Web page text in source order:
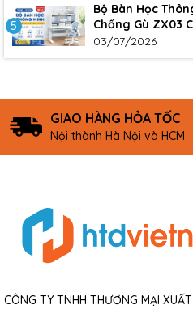
5
Bộ Bàn Học
Chống Gù ZX03
03/07/2026
GIAO HÀNG HỎA TỐC
Nội thành Hà Nội và HCM
CÔNG TY TNHH THƯƠNG MẠI